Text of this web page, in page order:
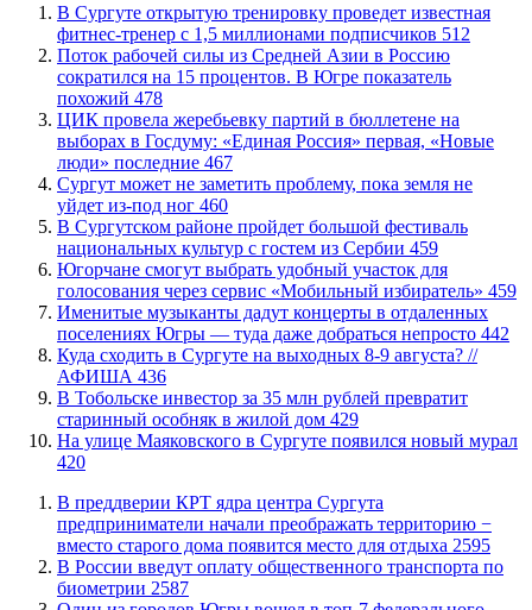
В Сургуте открытую тренировку проведет известная
фитнес-тренер с 1,5 миллионами подписчиков 512
Поток рабочей силы из Средней Азии в Россию
сократился на 15 процентов. В Югре показатель
похожий 478
ЦИК провела жеребьевку партий в бюллетене на
выборах в Госдуму: «Единая Россия» первая, «Новые
люди» последние 467
Сургут может не заметить проблему, пока земля не
уйдет из-под ног 460
В Сургутском районе пройдет большой фестиваль
национальных культур с гостем из Сербии 459
Югорчане смогут выбрать удобный участок для
голосования через сервис «Мобильный избиратель» 459
Именитые музыканты дадут концерты в отдаленных
поселениях Югры — туда даже добраться непросто 442
​Куда сходить в Сургуте на выходных 8-9 августа? //
АФИША 436
В Тобольске инвестор за 35 млн рублей превратит
старинный особняк в жилой дом 429
​На улице Маяковского в Сургуте появился новый мурал
420
​В преддверии КРТ ядра центра Сургута
предприниматели начали преображать территорию −
вместо старого дома появится место для отдыха 2595
В России введут оплату общественного транспорта по
биометрии 2587